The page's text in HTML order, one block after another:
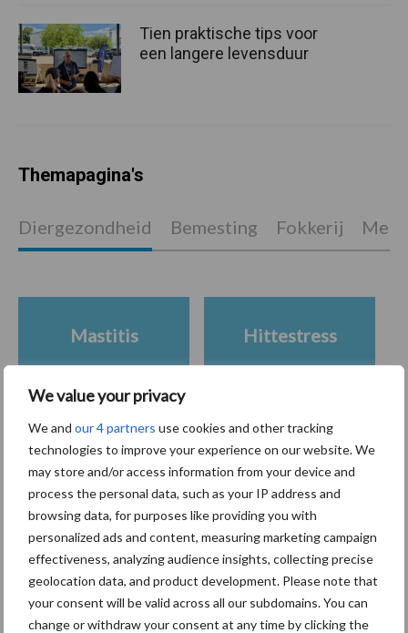
We value your privacy
We and our 4 partners use cookies and other tracking
technologies to improve your experience on our website. We
may store and/or access information from your device and
process the personal data, such as your IP address and
browsing data, for purposes like providing you with
personalized ads and content, measuring marketing campaign
effectiveness, analyzing audience insights, collecting precise
geolocation data, and product development. Please note that
your consent will be valid across all our subdomains. You can
change or withdraw your consent at any time by clicking the
Primaire
Sidebar
Recent nieuws Partner nieuws
7 aug
De speenhuid: een vaak
onderschatte risicofactor voor
Tien praktische tips voor
een langere levensduur
Themapagina's
Diergezondheid Bemesting Fokkerij
Mastitis Hittestress
Toon meer